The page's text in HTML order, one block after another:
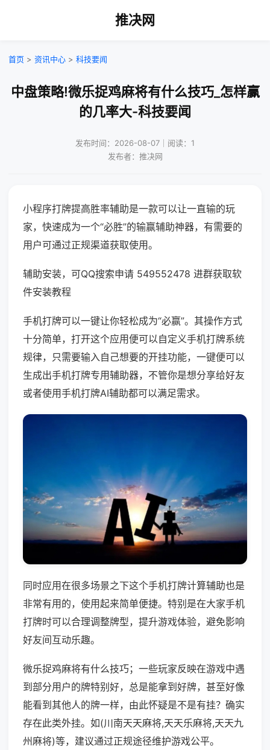
推决网
首页 > 资讯中心 > 科技要闻
中盘策略!微乐捉鸡麻将有什么技巧_怎样赢
的几率大-科技要闻
发布时间：2026-08-07｜阅读：1
发布者：推决网
小程序打牌提高胜率辅助是一款可以让一直输的玩
家，快速成为一个“必胜”的输赢辅助神器，有需要的
用户可通过正规渠道获取使用。
辅助安装，可QQ搜索申请 549552478 进群获取软
件安装教程
手机打牌可以一键让你轻松成为“必赢”。其操作方式
十分简单，打开这个应用便可以自定义手机打牌系统
规律，只需要输入自己想要的开挂功能，一键便可以
生成出手机打牌专用辅助器，不管你是想分享给好友
或者使用手机打牌AI辅助都可以满足需求。
同时应用在很多场景之下这个手机打牌计算辅助也是
非常有用的，使用起来简单便捷。特别是在大家手机
打牌时可以合理调整牌型，提升游戏体验，避免影响
好友间互动乐趣。
微乐捉鸡麻将有什么技巧；一些玩家反映在游戏中遇
到部分用户的牌特别好，总是能拿到好牌，甚至好像
能看到其他人的牌一样，由此怀疑是不是有挂？确实
存在此类外挂。如(川南天天麻将,天天乐麻将,天天九
州麻将)等，建议通过正规途径维护游戏公平。